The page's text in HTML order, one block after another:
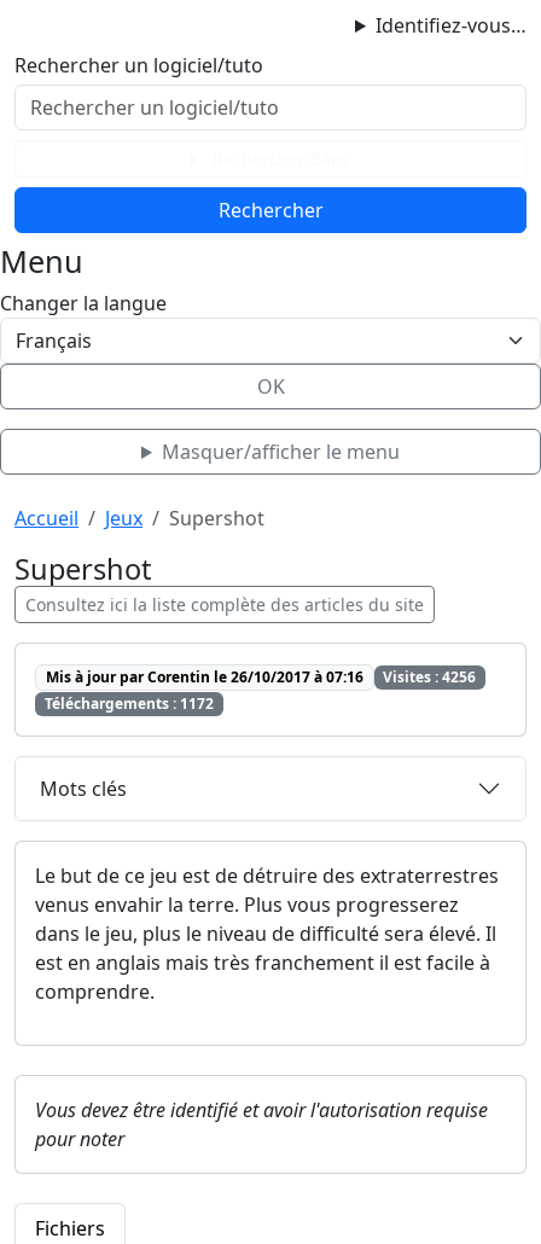
Identifiez-vous…
Contenu principal
Menu
Bas de page
Rechercher un logiciel/tuto
Menu
Changer la langue
OK
Masquer/afficher le menu
Aller au contenu principal
Accueil Jeux Supershot
Supershot
Consultez ici la liste complète des articles du site
Mis à jour par Corentin le 26/10/2017 à 07:16
Visites : 4256
Téléchargements : 1172
Mots clés
Le but de ce jeu est de détruire des extraterrestres
venus envahir la terre. Plus vous progresserez
dans le jeu, plus le niveau de difficulté sera élevé. Il
est en anglais mais très franchement il est facile à
comprendre.
Vous devez être identifié et avoir l'autorisation requise
pour noter
Fichiers